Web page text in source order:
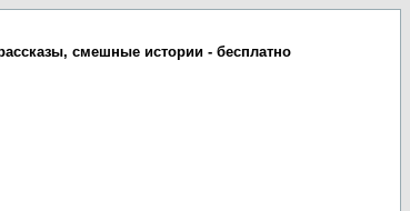
смешные истории - бесплатно